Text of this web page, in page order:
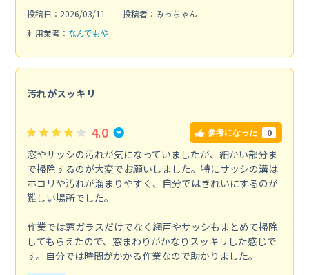
投稿日：2026/03/11
投稿者：みっちゃん
利用業者： なんでもや
汚れがスッキリ
4.0 参考になった 0
窓やサッシの汚れが気になっていましたが、細かい部分ま
で掃除するのが大変でお願いしました。特にサッシの溝は
ホコリや汚れが溜まりやすく、自分ではきれいにするのが
難しい場所でした。
作業では窓ガラスだけでなく網戸やサッシもまとめて掃除
してもらえたので、窓まわりがかなりスッキリした感じで
す。自分では時間がかかる作業なので助かりました。